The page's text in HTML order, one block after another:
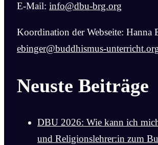
E-Mail: info@dbu-brg.org
Koordination der Webseite: Hanna
ebinger@buddhismus-
Neuste Beiträge
DBU 2026: Wie kann ich
und Religionslehrer:in zum